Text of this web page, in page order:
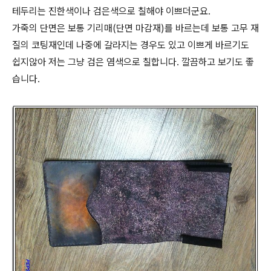
테두리는 진한색이나 검은색으로 칠해야 이쁘더군요.
가죽의 단면은 보통 기리매(단면 마감재)를 바르는데 보통 고무 재
질의 코팅재인데 나중에 갈라지는 경우도 있고 이쁘게 바르기도
쉽지않아 저는 그냥 검은 염색으로 칠합니다. 깔끔하고 보기도 좋
습니다.